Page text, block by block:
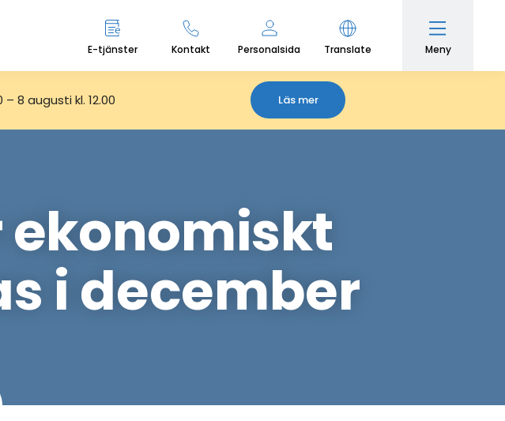
E-tjänster Kontakt Personalsida Translate Meny
8 augusti kl. 12.00 Läs mer
i december